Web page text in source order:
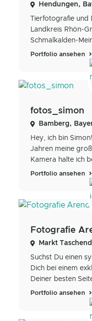
Hendungen,
Tierfotografie und
Landkreis Rhön-
Schmalkalden-
Portfolio ansehen
fotos_simon
Bamberg,
Hey, ich bin
Jahren meine
Kamera halte ich
Portfolio ansehen
Fotografie
Markt
Suchst Du einen
Dich bei einem
Deiner besten
Portfolio ansehen